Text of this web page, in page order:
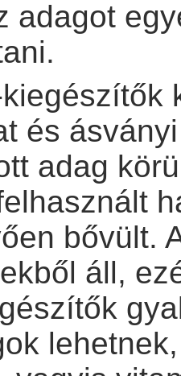
adagot
és
adag
bővült.
áll,